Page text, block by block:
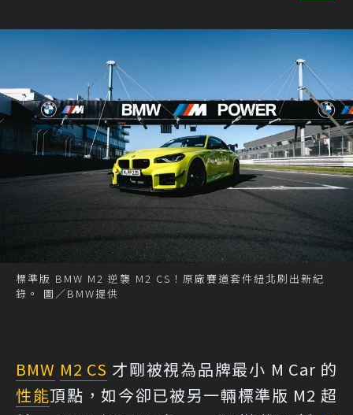
標準版 BMW M2 逆襲 M2 CS！原廠賽道套件紐北刷出新紀
錄。 圖／BMW提供
BMW M2 CS 才剛被視為品牌最小 M Car 的
性能頂點，如今卻已被另一輛標準版 M2 超